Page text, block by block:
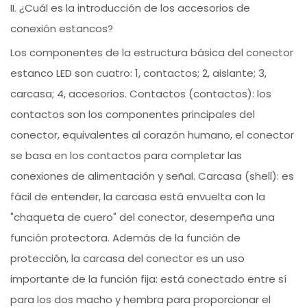
II. ¿Cuál es la introducción de los accesorios de
conexión estancos?
Los componentes de la estructura básica del conector
estanco LED son cuatro: 1, contactos; 2, aislante; 3,
carcasa; 4, accesorios. Contactos (contactos): los
contactos son los componentes principales del
conector, equivalentes al corazón humano, el conector
se basa en los contactos para completar las
conexiones de alimentación y señal. Carcasa (shell): es
fácil de entender, la carcasa está envuelta con la
"chaqueta de cuero" del conector, desempeña una
función protectora. Además de la función de
protección, la carcasa del conector es un uso
importante de la función fija: está conectado entre sí
para los dos macho y hembra para proporcionar el